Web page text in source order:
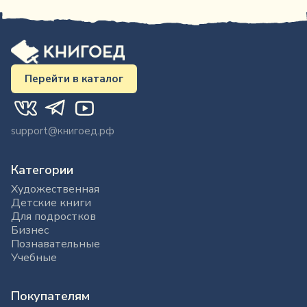
Перейти в каталог
support@книгоед.рф
Категории
Художественная
Детские книги
Для подростков
Бизнес
Познавательные
Учебные
Покупателям